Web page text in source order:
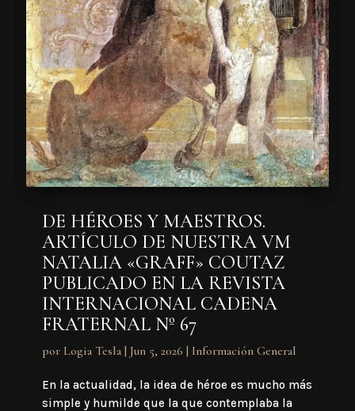
DE HÉROES Y MAESTROS.
ARTÍCULO DE NUESTRA VM
NATALIA «GRAFF» COUTAZ
PUBLICADO EN LA REVISTA
INTERNACIONAL CADENA
FRATERNAL Nº 67
por Logia Tesla| Jun 5, 2026 | Información General
En la actualidad, la idea de héroe es mucho más
simple y humilde que la que contemplaba la